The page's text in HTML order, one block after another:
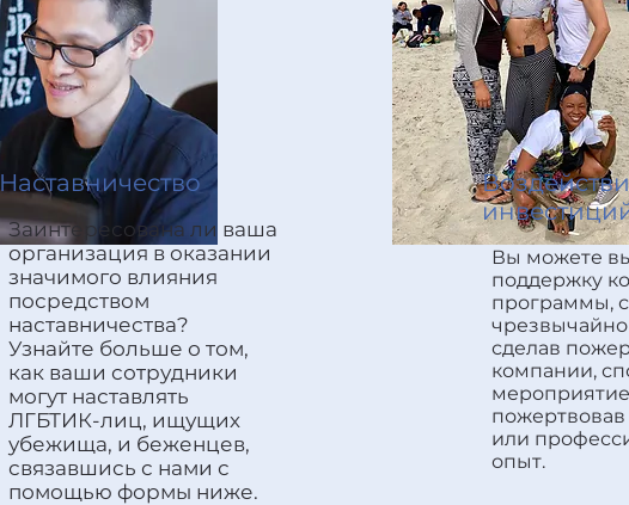
Наставничество
Заинтересована ли ваша
организация в оказании
значимого влияния
посредством
наставничества?
Узнайте больше о том,
как ваши сотрудники
могут наставлять
ЛГБТИК-лиц, ищущих
убежища, и беженцев,
связавшись с нами с
помощью формы ниже.
Вы можете
поддержку
программы,
сделав
компании,
или
опыт.